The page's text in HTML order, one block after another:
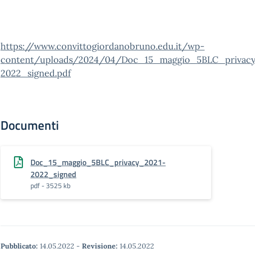
https://www.convittogiordanobruno.edu.it/wp-
content/uploads/2024/04/
2022_signed.pdf
Documenti
Doc_15_maggio_5BLC_privacy_2021-
2022_signed
pdf - 3525 kb
Pubblicato: 14.05.2022 - Revisione: 14.05.2022